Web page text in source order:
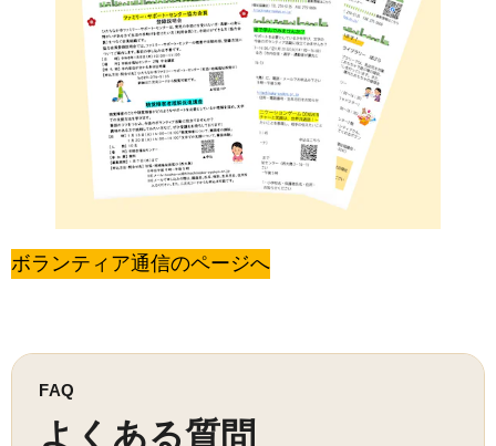
ボランティア通信のページへ
FAQ
よくある質問